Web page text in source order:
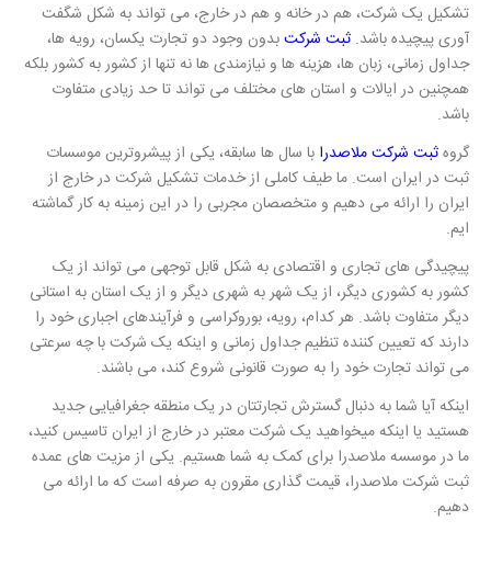
تشکیل یک شرکت، هم در خانه و هم در خارج، می تواند به شکل شگفت
آوری پیچیده باشد. ثبت شرکتبدون وجود دو تجارت یکسان، رویه ها،
جداول زمانی، زبان ها، هزینه ها و نیازمندی ها نه تنها از کشور به کشور بلکه
همچنین در ایالات و استان های مختلف می تواند تا حد زیادی متفاوت
باشد.
گروهثبت شرکت ملاصدرا با سال ها سابقه، یکی از پیشروترین موسسات
ثبت در ایران است. ما طیف کاملی از خدمات تشکیل شرکت در خارج از
ایران را ارائه می دهیم و متخصصان مجربی را در این زمینه به کار گماشته
ایم.
پیچیدگی های تجاری و اقتصادی به شکل قابل توجهی می تواند از یک
کشور به کشوری دیگر، از یک شهر به شهری دیگر و از یک استان به استانی
دیگر متفاوت باشد. هر کدام، رویه، بوروکراسی و فرآیندهای اجباری خود را
دارند که تعیین کننده تنظیم جداول زمانی و اینکه یک شرکت با چه سرعتی
می تواند تجارت خود را به صورت قانونی شروع کند، می باشند.
اینکه آیا شما به دنبال گسترش تجارتتان در یک منطقه جغرافیایی جدید
هستید یا اینکه میخواهید یک شرکت معتبر در خارج از ایران تاسیس کنید،
ما در موسسه ملاصدرا برای کمک به شما هستیم. یکی از مزیت های عمده
ثبت شرکت ملاصدرا، قیمت گذاری مقرون به صرفه است که ما ارائه می
دهیم.